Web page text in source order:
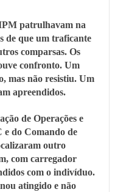
patrulhavam na
de que um traficante
comparsas. Os
confronto. Um
mas não resistiu. Um
apreendidos.
de Operações e
e do Comando de
outro
com carregador
com o indivíduo.
atingido e não